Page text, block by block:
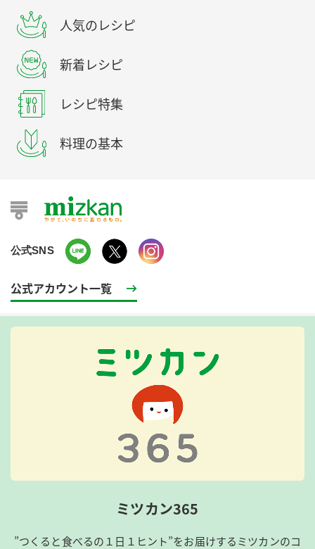
人気のレシピ
新着レシピ
レシピ特集
料理の基本
公式SNS
公式アカウント一覧
ミツカン365
”つくると食べるの１日１ヒント”をお届けするミツカンのコ